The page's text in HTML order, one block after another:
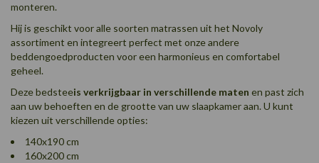
monteren.
Hij is geschikt voor alle soorten matrassen uit het Novoly
assortiment en integreert perfect met onze andere
beddengoedproducten voor een harmonieus en comfortabel
geheel.
Deze bedsteeis verkrijgbaar in verschillende maten en past zich
aan uw behoeften en de grootte van uw slaapkamer aan. U kunt
kiezen uit verschillende opties:
140x190 cm
160x200 cm